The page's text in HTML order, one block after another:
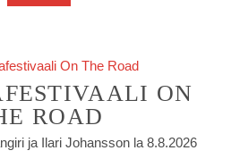
ON
ROAD
ja Ilari Johansson la 8.8.2026